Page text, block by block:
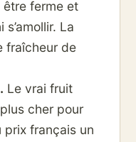
être ferme et
La
fraîcheur de
Le vrai fruit
cher pour
prix français un